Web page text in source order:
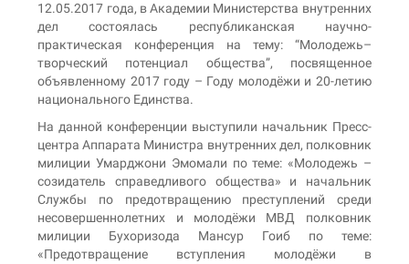
12.05.2017 года, в Академии Министерства внутренних
дел состоялась республиканская научно-
практическая конференция на тему: “Молодежь–
творческий потенциал общества”, посвященное
объявленному 2017 году – Году молодёжи и 20-летию
национального Единства.
На данной конференции выступили начальник Пресс-
центра Аппарата Министра внутренних дел, полковник
милиции Умарджони Эмомали по теме: «Молодежь –
созидатель справедливого общества» и начальник
Службы по предотвращению преступлений среди
несовершеннолетних и молодёжи МВД полковник
милиции Бухоризода Мансур Гоиб по теме:
«Предотвращение вступления молодёжи в